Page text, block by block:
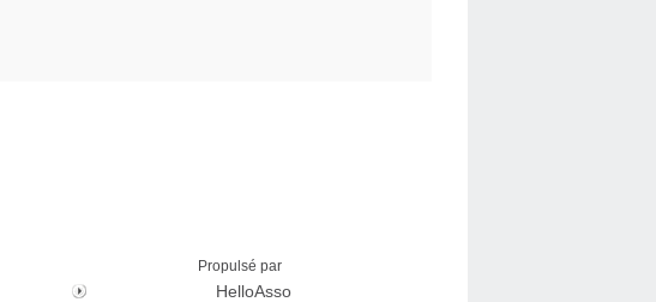
Propulsé par
HelloAsso